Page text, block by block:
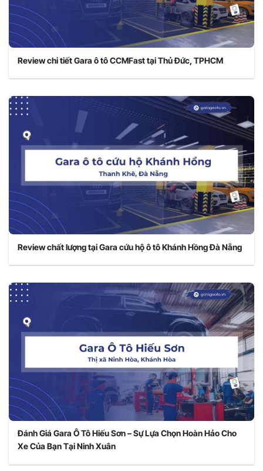
Review chi tiết Gara ô tô CCMFast tại Thủ Đức, TPHCM
Review chất lượng tại Gara cứu hộ ô tô Khánh Hồng Đà Nẵng
Đánh Giá Gara Ô Tô Hiếu Sơn – Sự Lựa Chọn Hoàn Hảo Cho
Xe Của Bạn Tại Ninh Xuân